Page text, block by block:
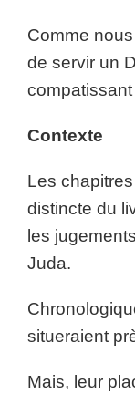
Comme
de servir un
compatissant
Contexte
Les
distincte du
les
Juda.
situeraient
Mais, leur